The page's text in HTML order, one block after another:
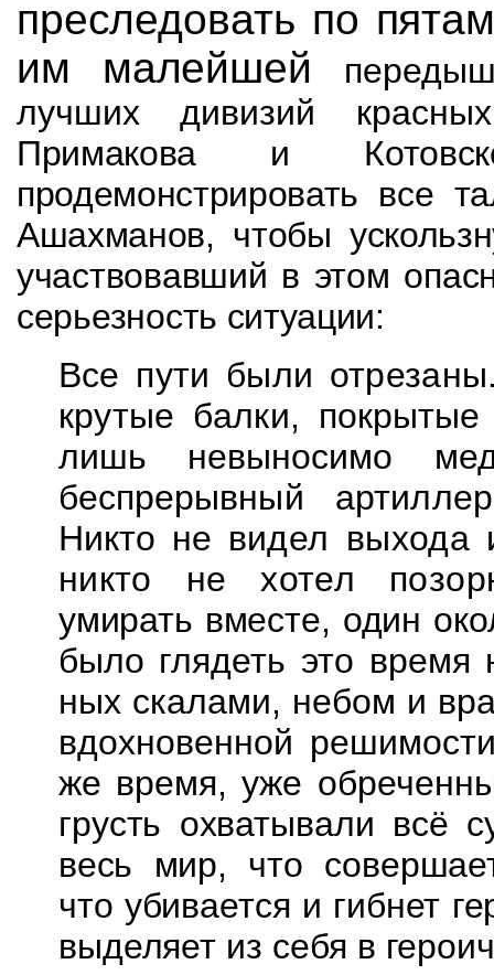
преследовать по
им малейшей
лучших дивизий
Примакова и
продемонстрировать все
Ашахманов, чтобы
участвовавший в этом
серьезность ситуации:
Все пути были
крутые балки,
лишь невыносимо
беспрерывный
Никто не видел выхода
никто не хотел
умирать вместе, один
было глядеть это время
ных скалами, небом и
вдохновенной
же время, уже
грусть охватывали всё
весь мир, что
что убивается и гибнет
выделяет из себя в